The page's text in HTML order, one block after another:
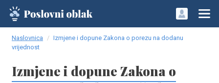
Naslovnica
Izmjene i dopune Zakona o porezu na dodanu
vrijednost
Izmjene i dopune Zakona o